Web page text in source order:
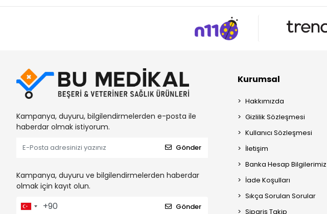
BRP
Canped
Cansın
Ceren
Clivex
Cutta Cutter
Damacryl-Vet
Kampanya, duyuru, bilgilendirmelerden e-posta ile
haberdar olmak istiyorum.
Gönder
Kampanya, duyuru ve bilgilendirmelerden haberdar
olmak için kayıt olun.
Gönder
Kurumsal
Hakkımızda
Gizlilik Sözleşmesi
Kullanıcı Sözleşmesi
İletişim
Banka Hesap Bilgilerimiz
İade Koşulları
Sıkça Sorulan Sorular
Sipariş Takip